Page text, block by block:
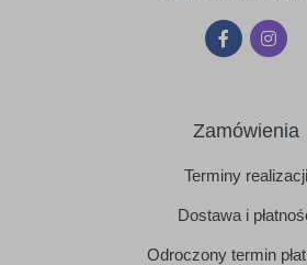
Zamówienia
Terminy realizacji
Dostawa i
Odroczony termin